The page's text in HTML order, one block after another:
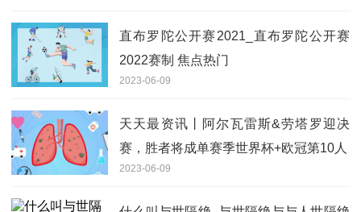
直布罗陀公开赛2021_直布罗陀公开赛
2022赛制 焦点热门
2023-06-09
天天最资讯丨阿尔瓦雷斯&劳塔罗迎决
赛，胜者将成单赛季世界杯+欧冠第10人
2023-06-09